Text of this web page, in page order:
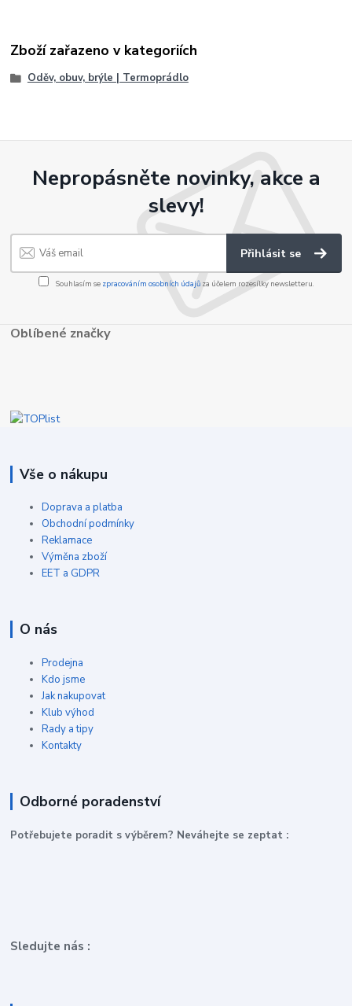
Zboží zařazeno v kategoriích
Oděv, obuv, brýle | Termoprádlo
Nepropásněte novinky, akce a
slevy!
Přihlásit se
Souhlasím se zpracováním osobních údajůza účelem rozesílky newsletteru.
Oblíbené značky
Vše o nákupu
Doprava a platba
Obchodní podmínky
Reklamace
Výměna zboží
EET a GDPR
O nás
Prodejna
Kdo jsme
Jak nakupovat
Klub výhod
Rady a tipy
Kontakty
Odborné poradenství
Potřebujete poradit s výběrem? Neváhejte se zeptat :
Sledujte nás :